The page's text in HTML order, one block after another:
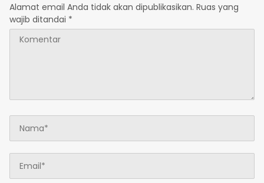
Alamat email Anda tidak akan dipublikasikan. Ruas yang
wajib ditandai *